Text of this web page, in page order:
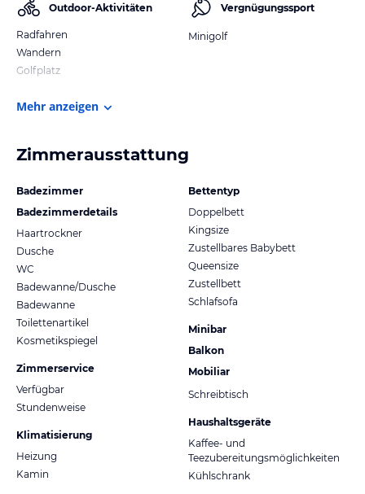
Outdoor-Aktivitäten
Radfahren
Wandern
Golfplatz
Vergnügungssport
Minigolf
Mehr anzeigen
Zimmerausstattung
Badezimmer
Badezimmerdetails
Haartrockner
Dusche
WC
Badewanne/Dusche
Badewanne
Toilettenartikel
Kosmetikspiegel
Zimmerservice
Verfügbar
Stundenweise
Klimatisierung
Heizung
Kamin
Bettentyp
Doppelbett
Kingsize
Zustellbares Babybett
Queensize
Zustellbett
Schlafsofa
Minibar
Balkon
Mobiliar
Schreibtisch
Haushaltsgeräte
Kaffee- und
Teezubereitungsmöglichkeiten
Kühlschrank